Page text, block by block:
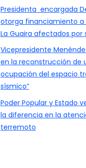
Presidenta encargada
otorga financiamiento a
La Guaira afectados por
Vicepresidente
en la reconstrucción de
ocupación del espacio
sísmico”
Poder Popular y Estado
la diferencia en la
terremoto